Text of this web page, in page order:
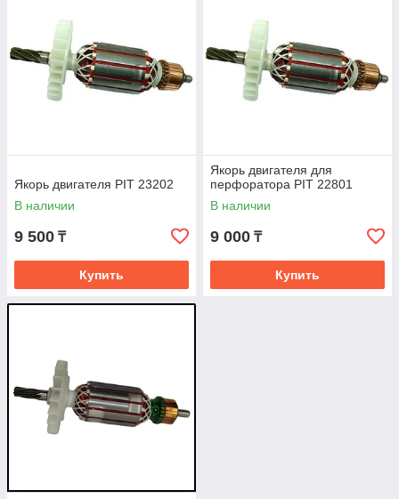
Якорь двигателя PIT 23202
В наличии
9 500 ₸
Купить
Якорь двигателя для
перфоратора PIT 22801
В наличии
9 000 ₸
Купить